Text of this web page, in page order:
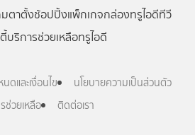
ตาตั้งช้อปปิ้งแพ็กเกจกล่องทรูไอดีทีวี
บริการช่วยเหลือทรูไอดี
ดและเงื่อนไข
นโยบายความเป็นส่วนตัว
ช่วยเหลือ
ติดต่อเรา